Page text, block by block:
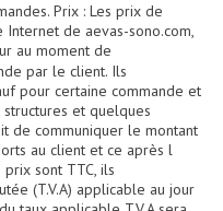
Canaux
, Noise Gate
Basses
Prix : Les prix de
de aevas-sono.com,
au moment de
par le client. Ils
pour certaine commande et
structures et quelques
de communiquer le montant
au client et ce après l
sont TTC, ils
(T.V.A) applicable au jour